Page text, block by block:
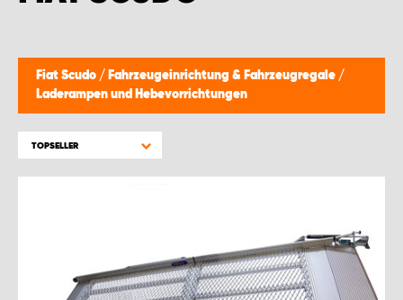
Fiat Scudo / Fahrzeugeinrichtung & Fahrzeugregale /
Laderampen und Hebevorrichtungen
TOPSELLER
MONTAGEPARTNER WIEN 1230
SCHAURAUM ÖSTERREICH